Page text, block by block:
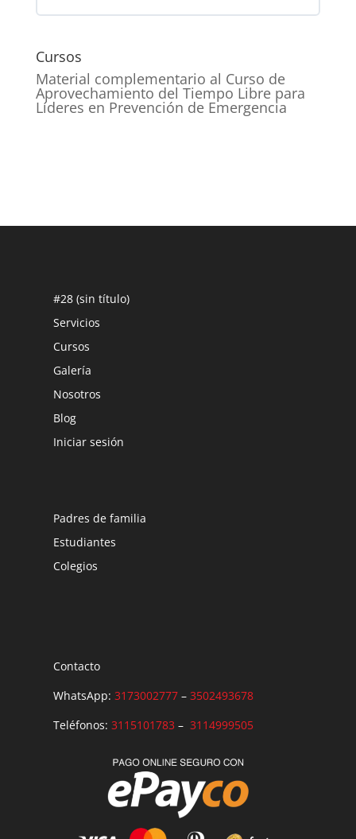
Cursos
Material complementario al Curso de
Aprovechamiento del Tiempo Libre para
Líderes en Prevención de Emergencia
#28 (sin título)
Servicios
Cursos
Galería
Nosotros
Blog
Iniciar sesión
Padres de familia
Estudiantes
Colegios
Contacto
WhatsApp:3173002777 –3502493678
Teléfonos:3115101783 –3114999505